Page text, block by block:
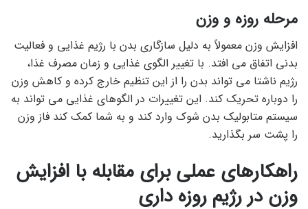
مرحله روزه و وزن
افزایش وزن معمولاً به دلیل سازگاری بدن با رژیم غذایی و فعالیت
بدنی اتفاق می افتد. با تغییر الگوی غذایی و زمان مصرف غذا،
رژیم ناشتا می تواند بدن را از این تنظیم خارج کرده و کاهش وزن
را دوباره تحریک کند. این تغییرات در الگوهای غذایی می تواند به
سیستم متابولیک بدن شوک وارد کند و به شما کمک کند فاز وزن
را پشت سر بگذارید.
راهکارهای عملی برای مقابله با افزایش
وزن در رژیم روزه داری